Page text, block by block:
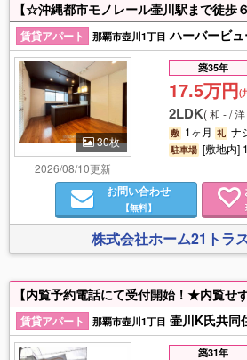
賃貸アパート
那覇市壺川1丁目 ハーバービ
30枚
2026/08/10更新
築35年
17.5万円(
2LDK(和 - /
敷 1ヶ月 礼 ナ
駐車場 [敷地内]
お問い合わせ
【無料】
株式会社ホーム21トラ
賃貸アパート
那覇市壺川1丁目 壷川K氏共同
築31年